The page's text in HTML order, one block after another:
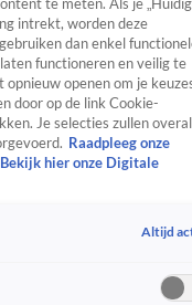
RealityCrimeVideo's
te meten. Als je
intrekt, worden deze
dan enkel
functioneren en veilig te
opnieuw openen om je
door op de link Cookie-
Je selecties zullen overal
Raadpleeg onze
Bekijk hier onze Digitale
Altijd